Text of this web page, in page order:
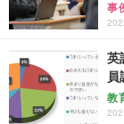
事
英
員
教